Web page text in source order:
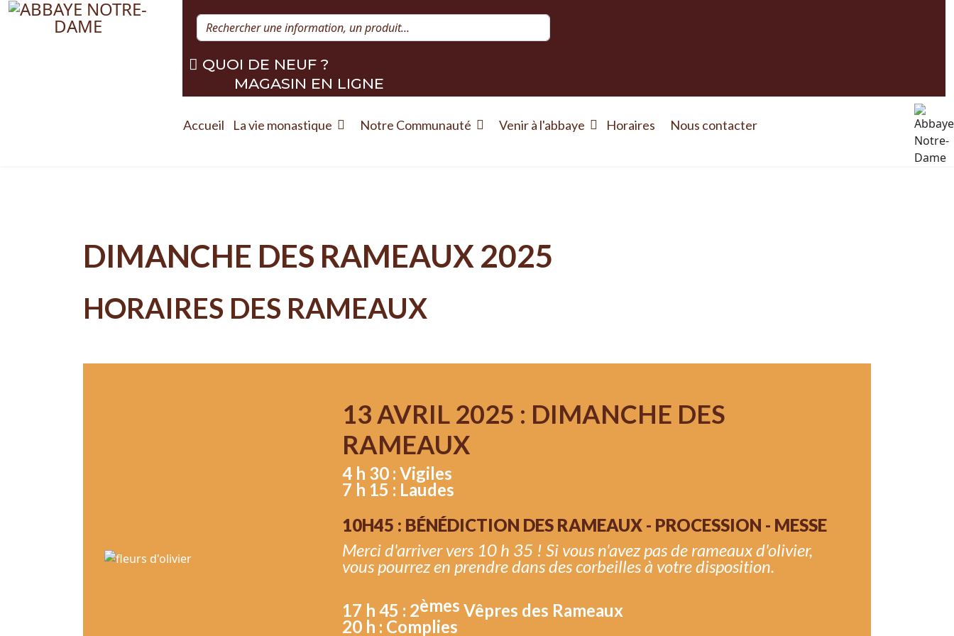
Rechercher
QUOI DE NEUF ?
MAGASIN EN LIGNE
Accueil La vie monastique Notre Communauté Venir à l'abbaye Horaires Nous contacter
DIMANCHE DES RAMEAUX 2025
HORAIRES DES RAMEAUX
13 AVRIL 2025 : DIMANCHE DES
RAMEAUX
4 h 30 : Vigiles
7 h 15 : Laudes
10H45 : BÉNÉDICTION DES RAMEAUX - PROCESSION - MESSE
Merci d'arriver vers 10 h 35 ! Si vous n'avez pas de rameaux d'olivier,
vous pourrez en prendre dans des corbeilles à votre disposition.
17 h 45 : 2èmes Vêpres des Rameaux
20 h : Complies